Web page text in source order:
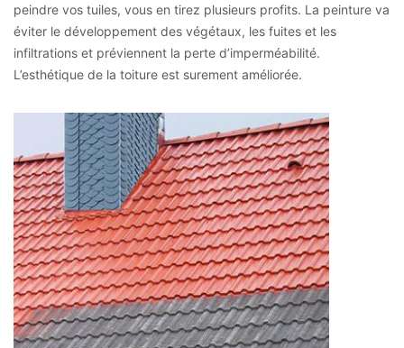
peindre vos tuiles, vous en tirez plusieurs profits. La peinture va
éviter le développement des végétaux, les fuites et les
infiltrations et préviennent la perte d’imperméabilité.
L’esthétique de la toiture est surement améliorée.